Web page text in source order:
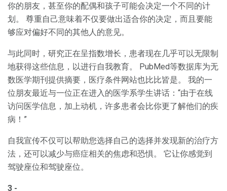
你的朋友，甚至你的配偶和孩子可能会决定一个不同的计
划。 尊重自己意味着不仅要做出适合你的决定，而且要能
够应对偏好不同的其他人的意见。
与此同时，研究正在呈指数增长，患者现在几乎可以无限制
地获得这些信息，以进行自我教育。 PubMed等数据库为无
数医学期刊提供摘要，医疗条件网站也比比皆是。 我的一
位朋友最近与一位正在进入的医学系学生讲话：“由于在线
访问医学信息，加上动机，许多患者会比你更了解他们的疾
病！”
自我宣传不仅可以帮助您选择自己的选择并发现新的治疗方
法，还可以减少与癌症相关的焦虑和恐惧。 它让你感觉到
驾驶座位和驾驶座位。
3 -